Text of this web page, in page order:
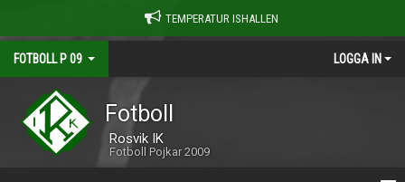
TEMPERATUR ISHALLEN
FOTBOLL P 09 LOGGA IN
Fotboll
Rosvik IK
Fotboll Pojkar 2009